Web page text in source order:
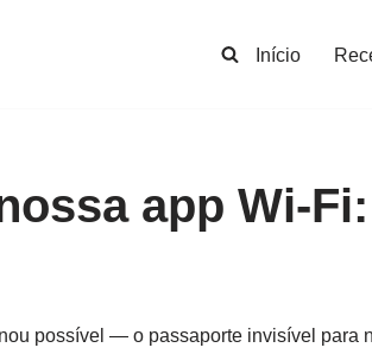
Início
app Wi-
possível — o passaporte invisível para